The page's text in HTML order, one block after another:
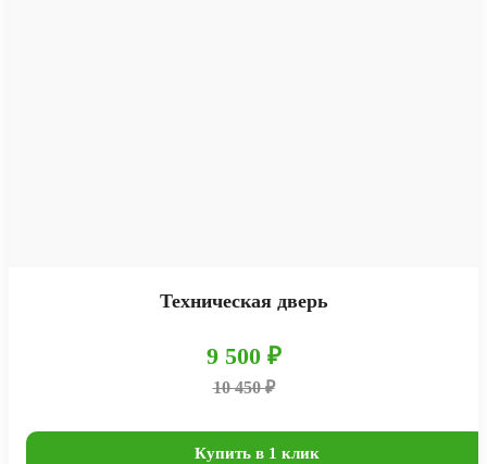
Техническая дверь
9 500 ₽
10 450 ₽
Купить в 1 клик